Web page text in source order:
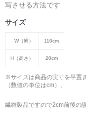
写させる方法です
サイズ
W（幅） 110cm
H（高さ） 20cm
※サイズは商品の実寸を平置
（数値の単位はcm）。
繊維製品ですので2cm前後の